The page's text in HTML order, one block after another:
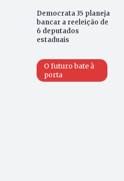
Democrata 35 planeja
bancar a reeleição de
6 deputados
estaduais
O futuro bate à
porta